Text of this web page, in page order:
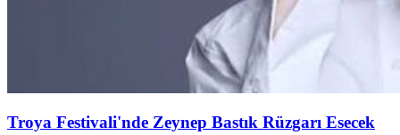
Troya Festivali'nde Zeynep Bastık Rüzgarı Esecek